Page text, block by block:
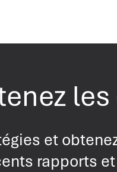
et
rapports